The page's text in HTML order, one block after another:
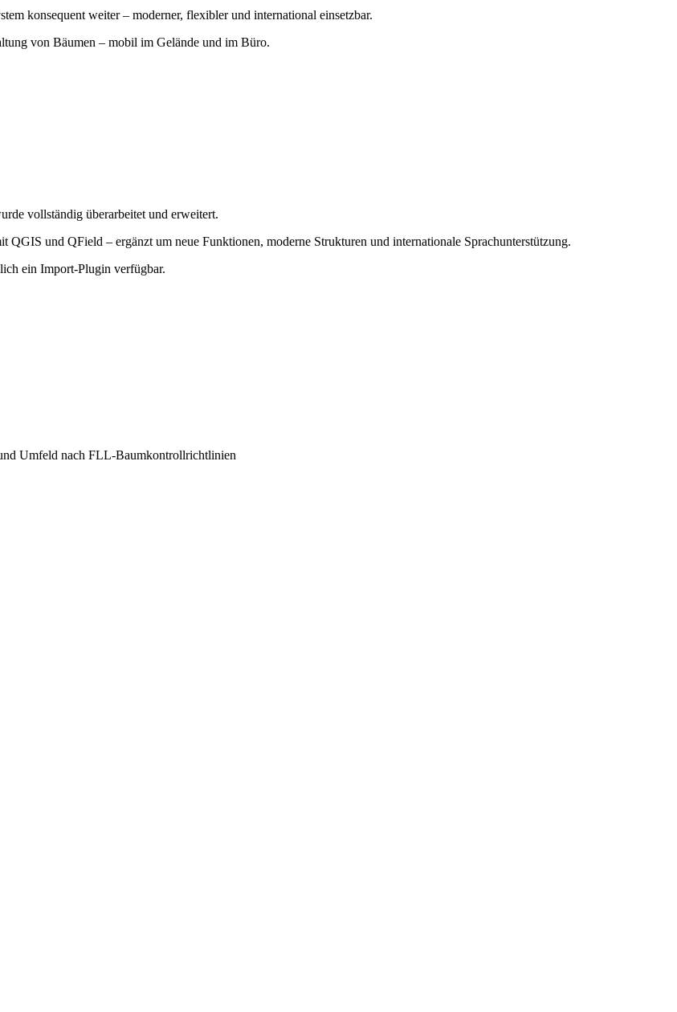
konsequent weiter – moderner, flexibler und international einsetzbar.
von Bäumen – mobil im Gelände und im Büro.
vollständig überarbeitet und erweitert.
und QField – ergänzt um neue Funktionen, moderne Strukturen und internationale Sprachunterstützung.
ein Import-Plugin verfügbar.
Umfeld nach FLL-Baumkontrollrichtlinien